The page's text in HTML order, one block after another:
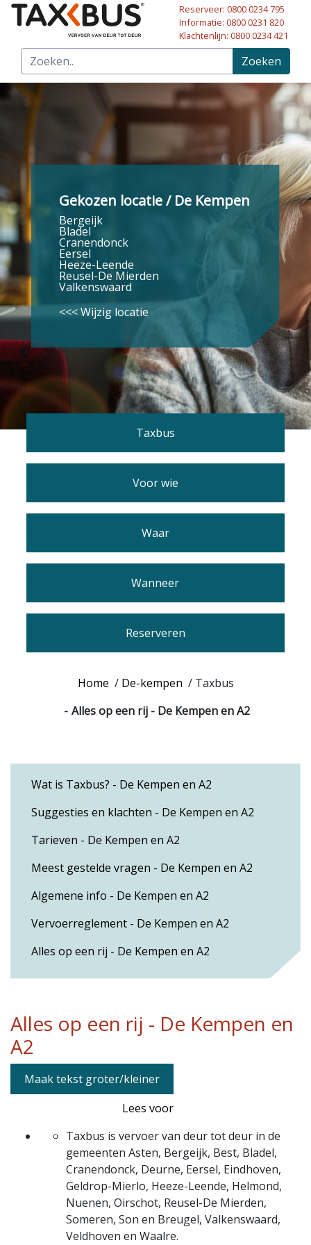
Naar hoofdinhoud
Reserveer: 0800 0234 795
Informatie: 0800 0231 820
Klachtenlijn: 0800 0234 421
Zoeken
Gekozen locatie / De Kempen
Bergeijk
Bladel
Cranendonck
Eersel
Heeze-Leende
Reusel-De Mierden
Valkenswaard
<<< Wijzig locatie
Taxbus
Voor wie
Waar
Wanneer
Reserveren
Home / De-kempen / Taxbus
Alles op een rij - De Kempen en A2
Wat is Taxbus? - De Kempen en A2
Suggesties en klachten - De Kempen en A2
Tarieven - De Kempen en A2
Meest gestelde vragen - De Kempen en A2
Algemene info - De Kempen en A2
Vervoerreglement - De Kempen en A2
Alles op een rij - De Kempen en A2
Alles op een rij - De Kempen en
A2
Maak tekst groter/kleiner
Lees voor
Taxbus is vervoer van deur tot deur in de
gemeenten Asten, Bergeijk, Best, Bladel,
Cranendonck, Deurne, Eersel, Eindhoven,
Geldrop-Mierlo, Heeze-Leende, Helmond,
Nuenen, Oirschot, Reusel-De Mierden,
Someren, Son en Breugel, Valkenswaard,
Veldhoven en Waalre.